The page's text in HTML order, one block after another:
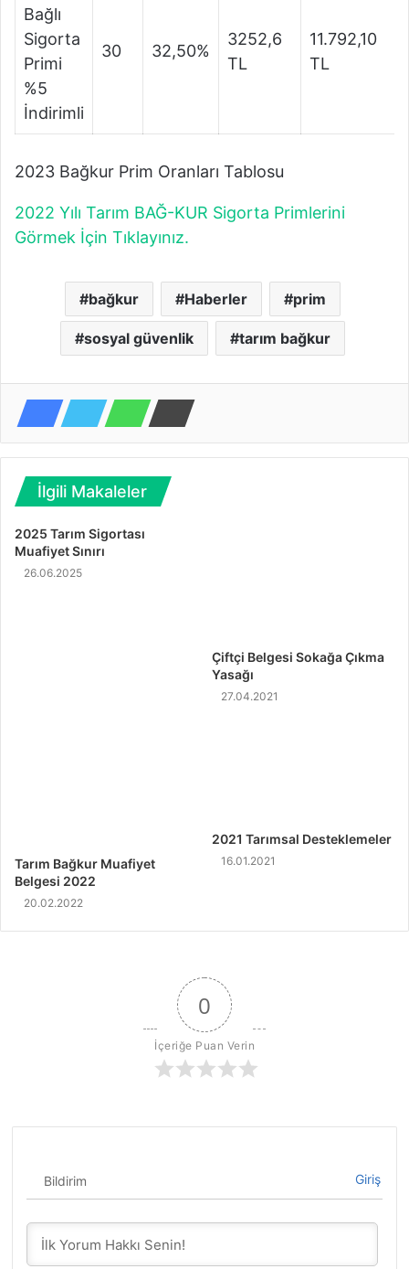
Bağlı
Sigorta
Primi
%5
İndirimli
30 32,50%
3252,6
TL
11.792,10
TL
2023 Bağkur Prim Oranları Tablosu
2022 Yılı Tarım BAĞ-KUR Sigorta Primlerini
Görmek İçin Tıklayınız.
bağkur Haberler prim
sosyal güvenlik tarım bağkur
İlgili Makaleler
2025 Tarım Sigortası
Muafiyet Sınırı
26.06.2025
Çiftçi Belgesi Sokağa Çıkma
Yasağı
27.04.2021
Tarım Bağkur Muafiyet
Belgesi 2022
20.02.2022
2021 Tarımsal Desteklemeler
16.01.2021
0
İçeriğe Puan Verin
Bildirim Giriş